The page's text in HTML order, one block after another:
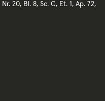
20, Bl. 8, Sc. C, Et. 1, Ap. 72,